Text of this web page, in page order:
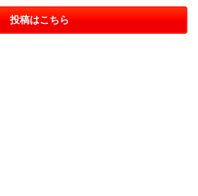
投稿はこちら